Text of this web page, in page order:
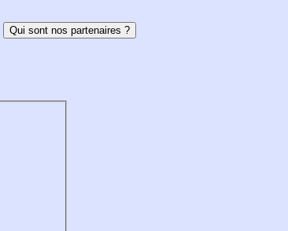
Qui sont nos partenaires ?